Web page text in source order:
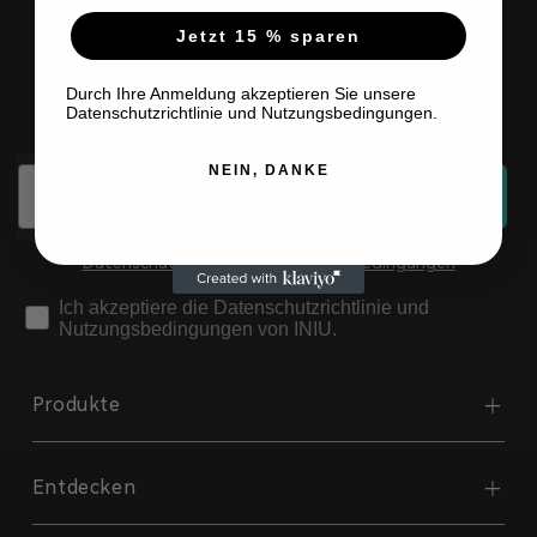
Ihren ersten Einkauf
exklusive Angebote
Email
Datenschutzrichtlinie&Nutzungsbedingungen
checkIch akzeptiere die Datenschutzrichtlinie und
Nutzungsbedingungen von INIU.
Produkte
Entdecken
Jetzt 15 % sparen
Durch Ihre Anmeldung akzeptieren Sie unsere
Datenschutzrichtlinie und Nutzungsbedingungen.
NEIN, DANKE